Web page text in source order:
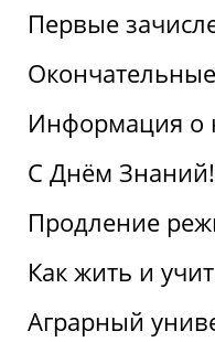
Первые
Информация о
С Днём Знаний!
Продление
Как жить и
Аграрный